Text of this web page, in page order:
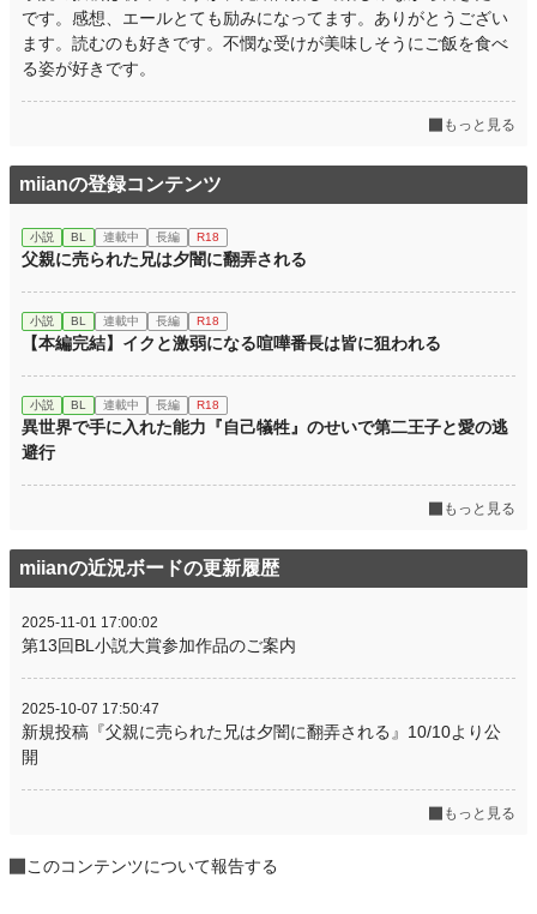
です。感想、エールとても励みになってます。ありがとうござい
ます。読むのも好きです。不憫な受けが美味しそうにご飯を食べ
る姿が好きです。
もっと見る
miianの登録コンテンツ
小説 BL 連載中 長編 R18
父親に売られた兄は夕闇に翻弄される
小説 BL 連載中 長編 R18
【本編完結】イクと激弱になる喧嘩番長は皆に狙われる
小説 BL 連載中 長編 R18
異世界で手に入れた能力『自己犠牲』のせいで第二王子と愛の逃
避行
もっと見る
miianの近況ボードの更新履歴
2025-11-01 17:00:02
第13回BL小説大賞参加作品のご案内
2025-10-07 17:50:47
新規投稿『父親に売られた兄は夕闇に翻弄される』10/10より公
開
もっと見る
このコンテンツについて報告する